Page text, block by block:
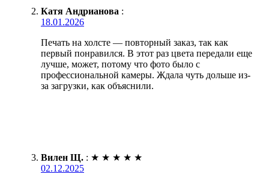
Катя Андрианова :
18.01.2026
Печать на холсте — повторный заказ, так как
первый понравился. В этот раз цвета передали еще
лучше, может, потому что фото было с
профессиональной камеры. Ждала чуть дольше из-
за загрузки, как объяснили.
Вилен Щ. : ★ ★ ★ ★ ★
02.12.2025